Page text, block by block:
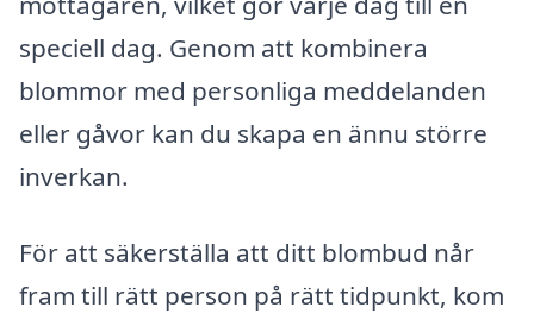
speciell dag. Genom att kombinera
blommor med personliga meddelanden
eller gåvor kan du skapa en ännu större
inverkan.
För att säkerställa att ditt blombud når
fram till rätt person på rätt tidpunkt, kom